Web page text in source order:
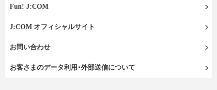
Fun! J:COM
J:COM オフィシャルサイト
お問い合わせ
お客さまのデータ利用･外部送信について